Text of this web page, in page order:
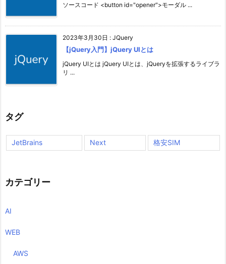
ソースコード <button id="opener">モーダル ...
2023年3月30日 : JQuery
【jQuery入門】jQuery UIとは
jQuery UIとは jQuery UIとは、jQueryを拡張するライブラ
リ ...
タグ
JetBrains Next 格安SIM
カテゴリー
AI
WEB
AWS